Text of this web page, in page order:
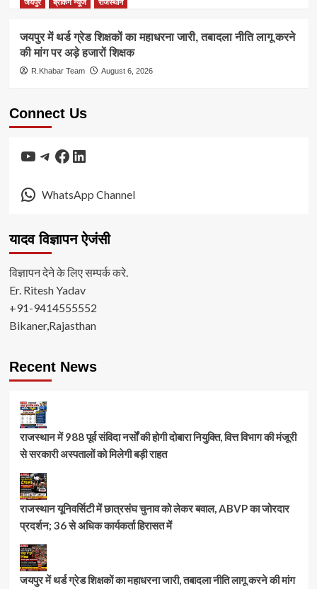
जयपुर ब्रेकिंग न्यूज राजस्थान
जयपुर में थर्ड ग्रेड शिक्षकों का महाधरना जारी, तबादला नीति लागू करने
की मांग पर अड़े हजारों शिक्षक
R.Khabar Team August 6, 2026
Connect Us
YouTube
Telegram
Facebook
LinkedIn
WhatsApp Channel
यादव विज्ञापन ऐजंसी
विज्ञापन देने के लिए सम्पर्क करे.
Er. Ritesh Yadav
+91-9414555552
Bikaner,Rajasthan
Recent News
राजस्थान में 988 पूर्व संविदा नर्सों की होगी दोबारा नियुक्ति, वित्त विभाग की मंजूरी
से सरकारी अस्पतालों को मिलेगी बड़ी राहत
राजस्थान यूनिवर्सिटी में छात्रसंघ चुनाव को लेकर बवाल, ABVP का जोरदार
प्रदर्शन; 36 से अधिक कार्यकर्ता हिरासत में
जयपुर में थर्ड ग्रेड शिक्षकों का महाधरना जारी, तबादला नीति लागू करने की मांग